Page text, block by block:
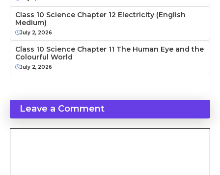
Class 10 Science Chapter 12 Electricity (English
Medium)
July 2, 2026
Class 10 Science Chapter 11 The Human Eye and the
Colourful World
July 2, 2026
Leave a Comment